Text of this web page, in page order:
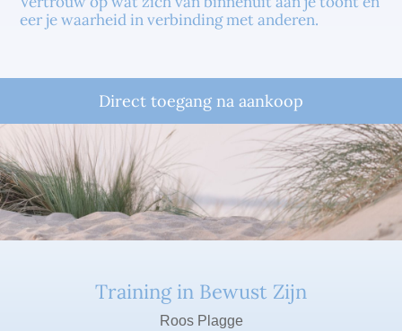
eer je waarheid in verbinding met anderen.
Direct toegang na aankoop
Training in Bewust Zijn
Roos Plagge